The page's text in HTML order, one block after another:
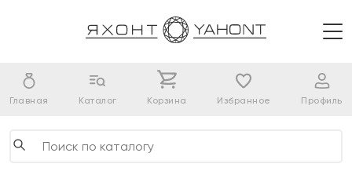
Главная Каталог Корзина Избранное Профиль